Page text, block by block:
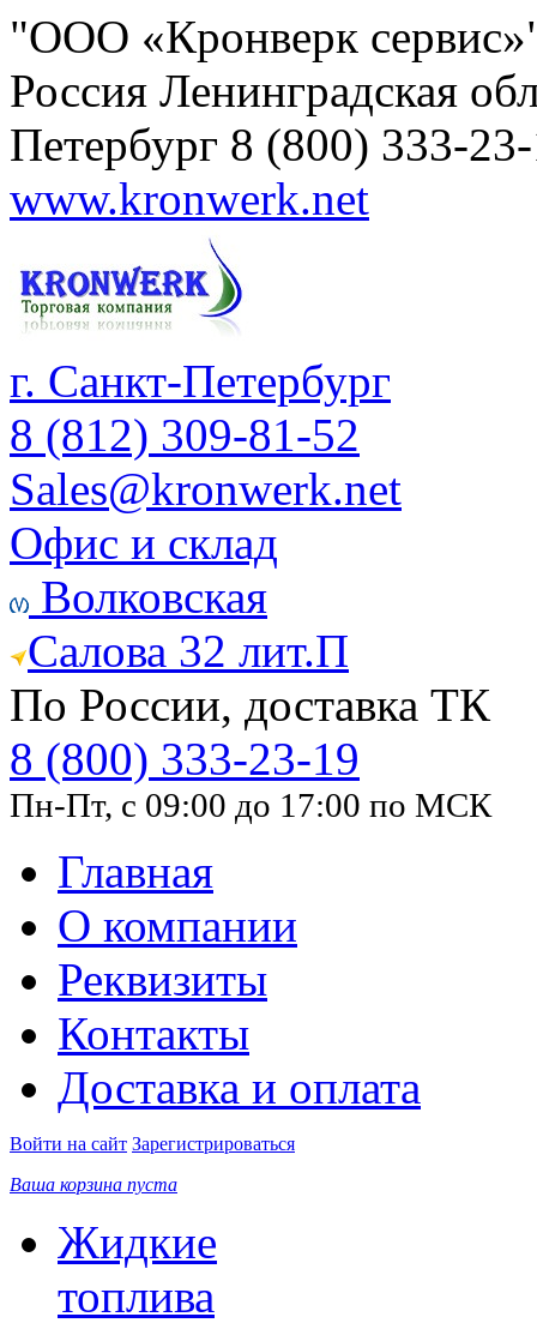
"ООО «Кронверк
Россия Ленинградская
Петербург 8 (800) 333-
www.kronwerk.net
г. Санкт-Петербург
8 (812) 309-81-52
Sales@kronwerk.net
Офис и склад
Волковская
Салова 32 лит.П
По России, доставка ТК
8 (800) 333-23-19
Пн-Пт, с 09:00 до 17:00 по МСК
Главная
О компании
Реквизиты
Контакты
Доставка и оплата
Войти на сайт Зарегистрироваться
Ваша корзина пуста
Жидкие
топлива